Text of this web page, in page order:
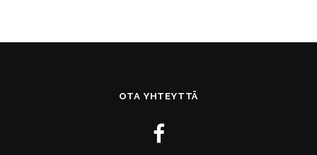
OTA YHTEYTTÄ